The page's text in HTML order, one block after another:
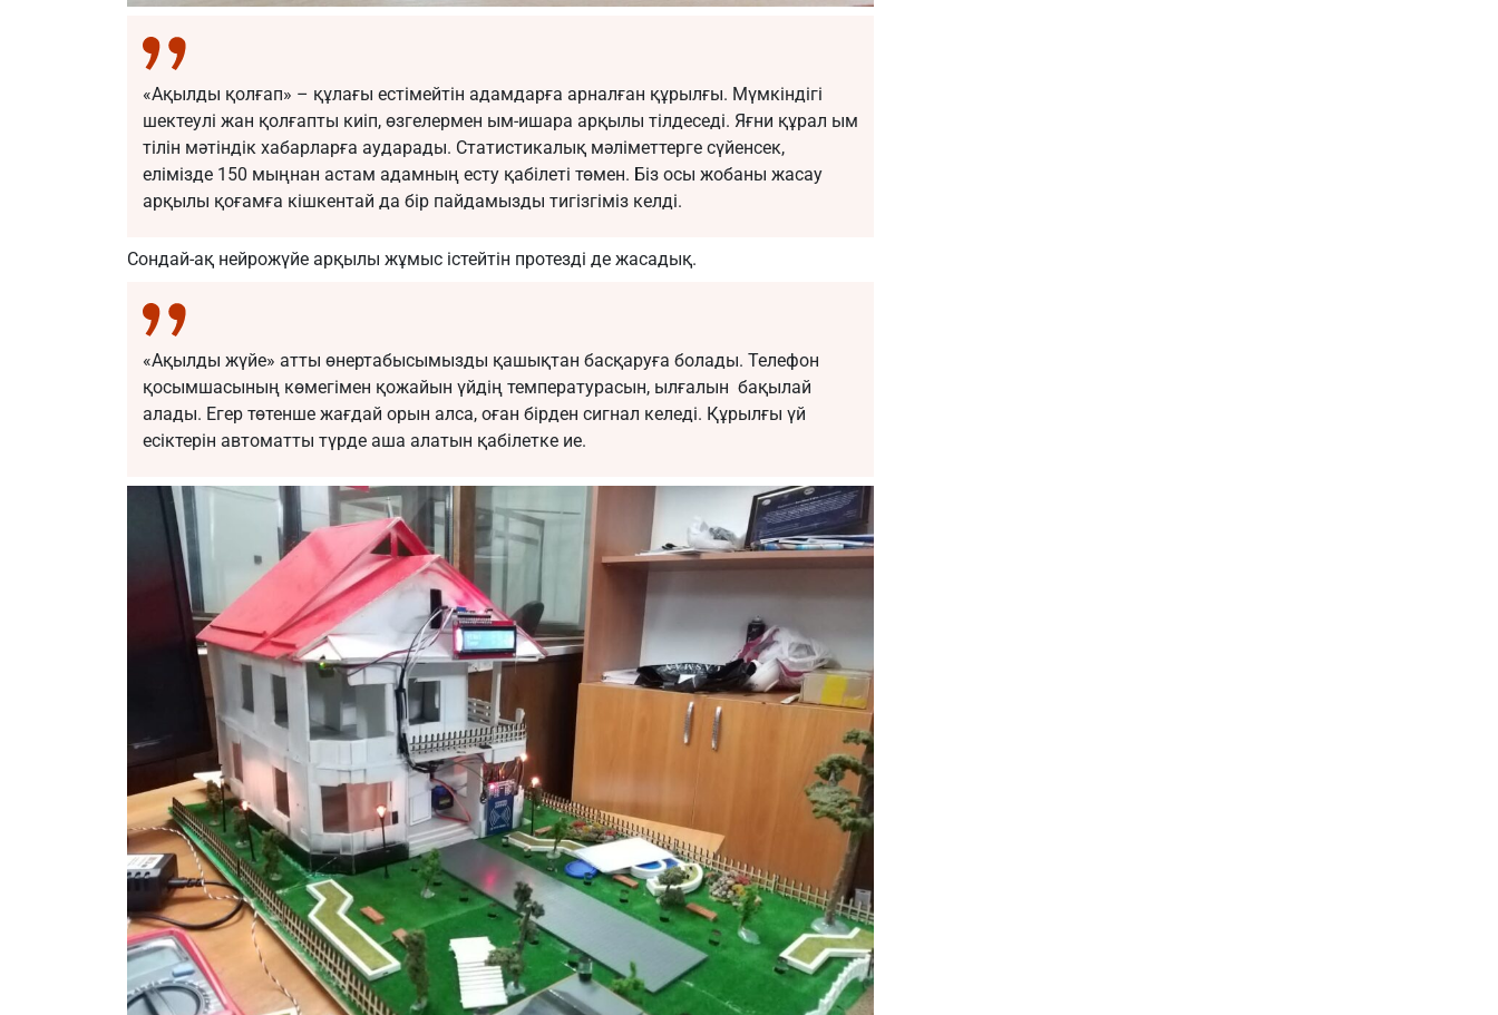
«Ақылды қолғап» – құлағы естімейтін адамдарға арналған құрылғы. Мүмкіндігі
шектеулі жан қолғапты киіп, өзгелермен ым-ишара арқылы тілдеседі. Яғни құрал ым
тілін мәтіндік хабарларға аударады. Статистикалық мәліметтерге сүйенсек,
елімізде 150 мыңнан астам адамның есту қабілеті төмен. Біз осы жобаны жасау
арқылы қоғамға кішкентай да бір пайдамызды тигізгіміз келді.
Сондай-ақ нейрожүйе арқылы жұмыс істейтін протезді де жасадық.
«Ақылды жүйе» атты өнертабысымызды қашықтан басқаруға болады. Телефон
қосымшасының көмегімен қожайын үйдің температурасын, ылғалын бақылай
алады. Егер төтенше жағдай орын алса, оған бірден сигнал келеді. Құрылғы үй
есіктерін автоматты түрде аша алатын қабілетке ие.